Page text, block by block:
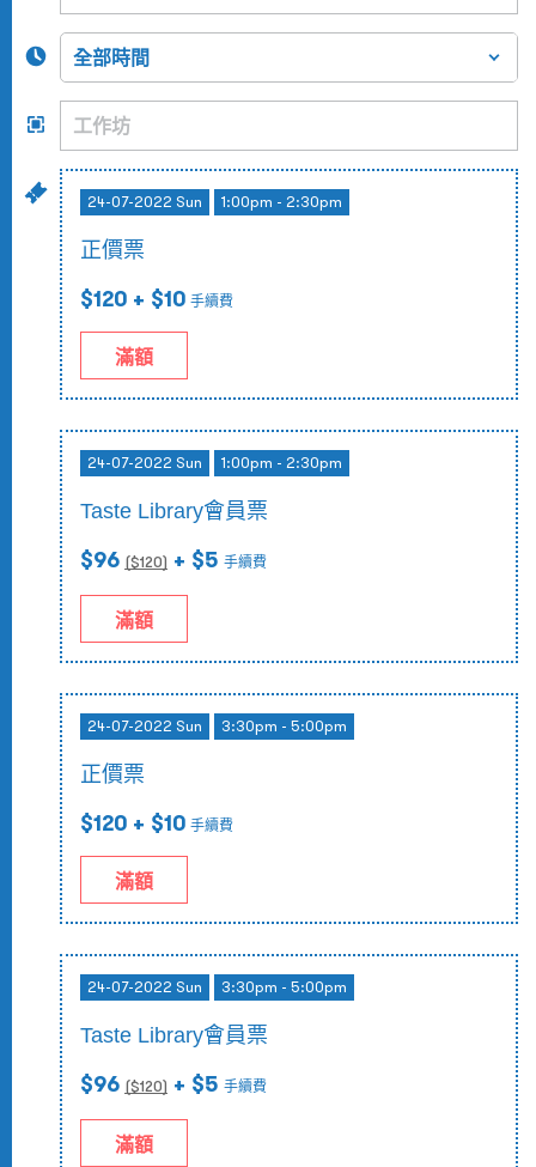
24-07-2022 Sun 1:00pm - 2:30pm
正價票
$120 + $10 手續費
滿額
24-07-2022 Sun 1:00pm - 2:30pm
Taste Library會員票
$96 ($120) + $5 手續費
滿額
24-07-2022 Sun 3:30pm - 5:00pm
正價票
$120 + $10 手續費
滿額
24-07-2022 Sun 3:30pm - 5:00pm
Taste Library會員票
$96 ($120) + $5 手續費
滿額